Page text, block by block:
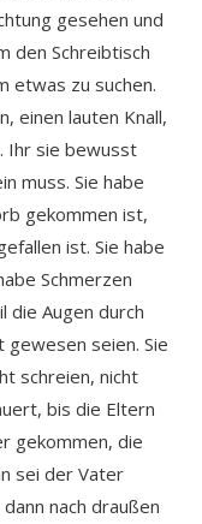
gesehen und
den Schreibtisch
etwas zu suchen.
einen lauten Knall,
Ihr sie bewusst
muss. Sie habe
gekommen ist,
ist. Sie habe
Schmerzen
die Augen durch
seien. Sie
schreien, nicht
bis die Eltern
gekommen, die
sei der Vater
nach draußen